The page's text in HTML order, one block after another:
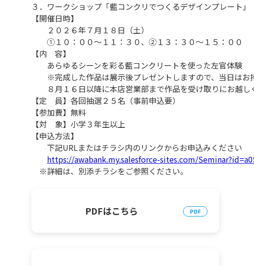
３．ワークショップ「藍コンクリでつくるデザインプレート」
【開催日時】
２０２６年７月１８日（土）
①１０：００～１１：３０、②１３：３０～１５：００
【内 容】
あらゆるシーンを彩る藍コンクリートを使った左官体験
※完成した作品は展示後プレゼントしますので、当日はお
８月１６日以降に本店営業部まで作品を受け取りにお越し
【定 員】各回抽選２５名（事前申込要）
【参加費】無料
【対 象】小学３年生以上
【申込方法】
下記URLまたはチラシ内のリンクからお申込みください
https://awabank.my.salesforce-sites.com/
※詳細は、別添チラシをご参照ください。
PDFはこちら